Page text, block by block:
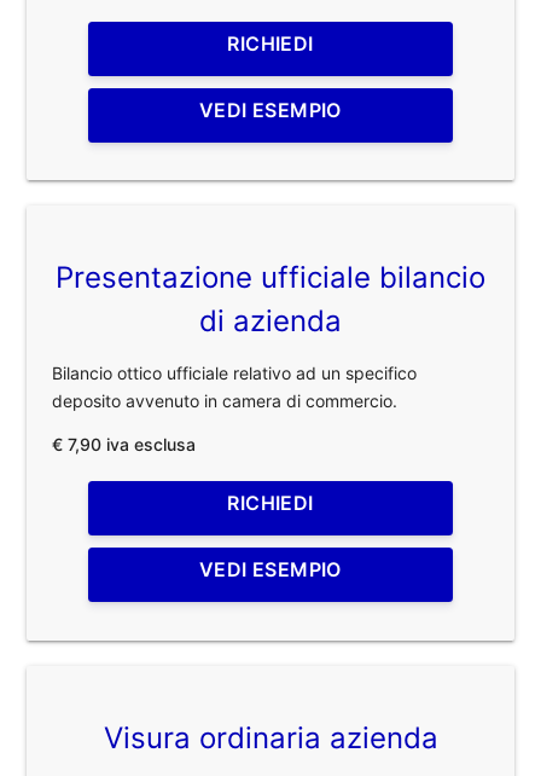
RICHIEDI
VEDI ESEMPIO
Presentazione ufficiale bilancio
di azienda
Bilancio ottico ufficiale relativo ad un specifico
deposito avvenuto in camera di commercio.
€ 7,90 iva esclusa
RICHIEDI
VEDI ESEMPIO
Visura ordinaria azienda